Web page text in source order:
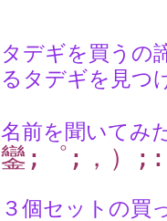
タデギを買うの
るタデギを見つ
名前を聞いて
鑾;゜;，
３個セットの